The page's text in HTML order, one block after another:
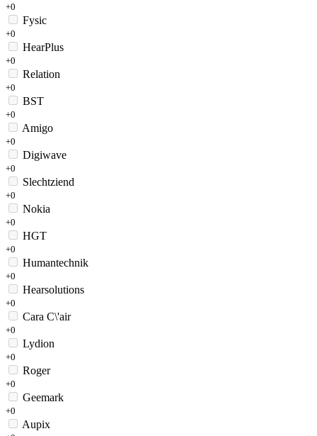
+0
Fysic
+0
HearPlus
+0
Relation
+0
BST
+0
Amigo
+0
Digiwave
+0
Slechtziend
+0
Nokia
+0
HGT
+0
Humantechnik
+0
Hearsolutions
+0
Cara C\'air
+0
Lydion
+0
Roger
+0
Geemark
+0
Aupix